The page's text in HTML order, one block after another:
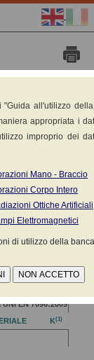
UNI EN 7096:2009
K(1)
all'utilizzo
appropriata i
improprio dei
Mano - Braccio
Corpo Intero
Ottiche Artificiali
Elettromagnetici
di utilizzo della